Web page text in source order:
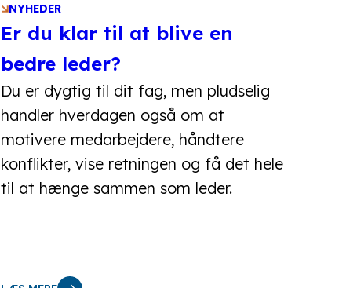
NYHEDER
Er du klar til at blive en
bedre leder?
Du er dygtig til dit fag, men pludselig
handler hverdagen også om at
motivere medarbejdere, håndtere
konflikter, vise retningen og få det hele
til at hænge sammen som leder.